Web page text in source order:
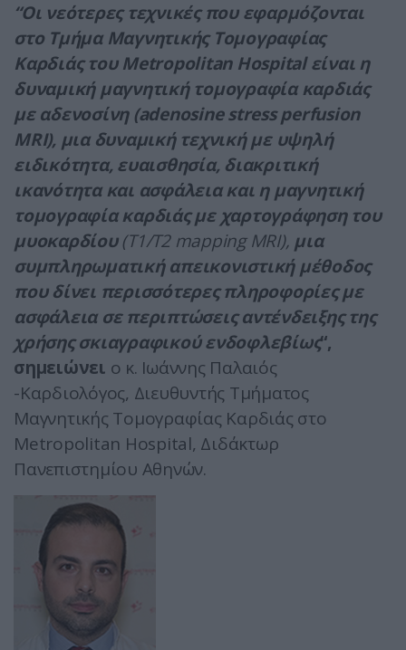
“Οι νεότερες τεχνικές που εφαρμόζονται
στο Τμήμα Μαγνητικής Τομογραφίας
Καρδιάς του Μetropolitan Hospital είναι η
δυναμική μαγνητική τομογραφία καρδιάς
με αδενοσίνη (adenosine stress perfusion
MRI), μια δυναμική τεχνική με υψηλή
ειδικότητα, ευαισθησία, διακριτική
ικανότητα και ασφάλεια και η μαγνητική
τομογραφία καρδιάς με χαρτογράφηση του
μυοκαρδίου(Τ1/Τ2 mapping MRI), μια
συμπληρωματική απεικονιστική μέθοδος
που δίνει περισσότερες πληροφορίες με
ασφάλεια σε περιπτώσεις αντένδειξης της
χρήσης σκιαγραφικού ενδοφλεβίως“,
σημειώνει ο κ. Ιωάννης Παλαιός
-Καρδιολόγος, Διευθυντής Τμήματος
Μαγνητικής Τομογραφίας Καρδιάς στο
Metropolitan Hospital, Διδάκτωρ
Πανεπιστημίου Αθηνών.